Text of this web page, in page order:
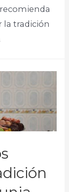
la tradición